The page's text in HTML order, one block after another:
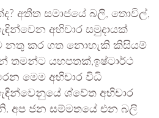
අතීත සමාජයේ බලි, තොවිල්,
අභිචාර සමුදායක්
නතු කර ගත නොහැකි කිසියම්
තමන්ට යහපතක්,ඉෂ්ටාර්ථ
මෙම අභිචාර විධි
ශ්වේත අභිචාර
අප ජන සම්මතයේ එන බලි